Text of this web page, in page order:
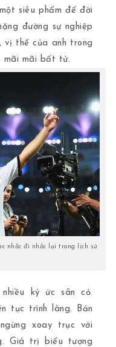
siêu phẩm để đời
đường sự nghiệp
vị thế của anh trong
mãi mãi bất tử.
nhắc đi nhắc lại trong lịch sử
ký ức sân cỏ.
tục trình làng. Bản
xoay trục với
Giá trị biểu tượng